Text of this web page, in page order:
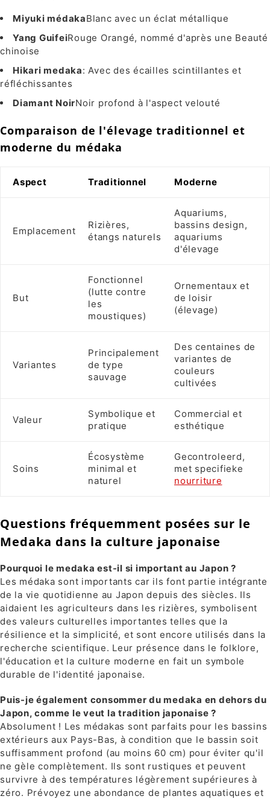
Miyuki médakaBlanc avec un éclat métallique
Yang GuifeiRouge Orangé, nommé d'après une Beauté
chinoise
Hikari medaka: Avec des écailles scintillantes et
réfléchissantes
Diamant NoirNoir profond à l'aspect velouté
Comparaison de l'élevage traditionnel et
moderne du médaka
Aspect Traditionnel Moderne
Emplacement
Rizières,
étangs naturels
Aquariums,
bassins design,
aquariums
d'élevage
But
Fonctionnel
(lutte contre
les
moustiques)
Ornementaux et
de loisir
(élevage)
Variantes
Principalement
de type
sauvage
Des centaines de
variantes de
couleurs
cultivées
Valeur
Symbolique et
pratique
Commercial et
esthétique
Soins
Écosystème
minimal et
naturel
Gecontroleerd,
met specifieke
nourriture
Questions fréquemment posées sur le
Medaka dans la culture japonaise
Pourquoi le medaka est-il si important au Japon ?
Les médaka sont importants car ils font partie intégrante
de la vie quotidienne au Japon depuis des siècles. Ils
aidaient les agriculteurs dans les rizières, symbolisent
des valeurs culturelles importantes telles que la
résilience et la simplicité, et sont encore utilisés dans la
recherche scientifique. Leur présence dans le folklore,
l'éducation et la culture moderne en fait un symbole
durable de l'identité japonaise.
Puis-je également consommer du medaka en dehors du
Japon, comme le veut la tradition japonaise ?
Absolument ! Les médakas sont parfaits pour les bassins
extérieurs aux Pays-Bas, à condition que le bassin soit
suffisamment profond (au moins 60 cm) pour éviter qu'il
ne gèle complètement. Ils sont rustiques et peuvent
survivre à des températures légèrement supérieures à
zéro. Prévoyez une abondance de plantes aquatiques et